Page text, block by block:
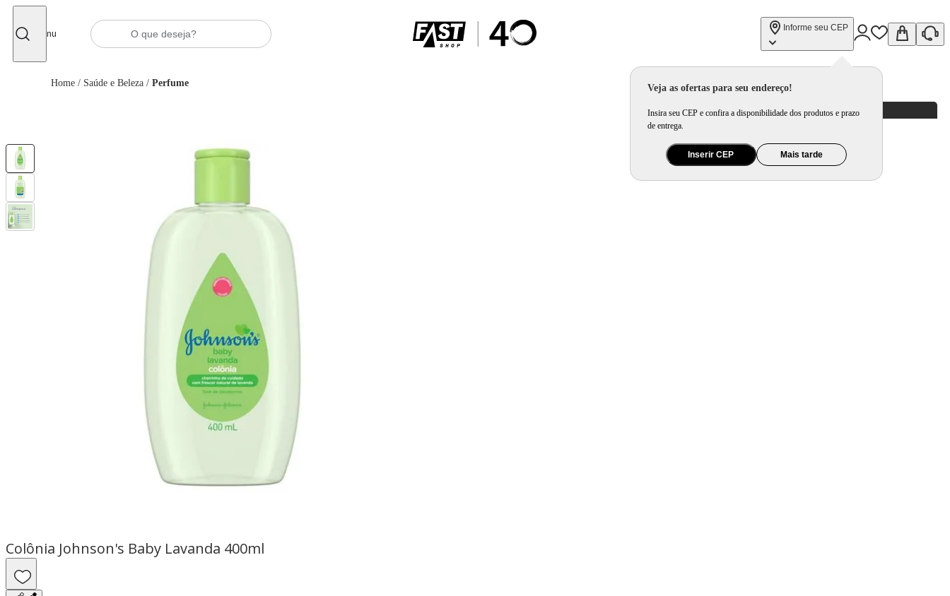
Menu
Informe seu CEP
Veja as ofertas para seu endereço!
Insira seu CEP e confira a disponibilidade dos produtos e prazo
de entrega.
Inserir CEP Mais tarde
Home / Saúde e Beleza / Perfume
Colônia Johnson's Baby Lavanda 400ml